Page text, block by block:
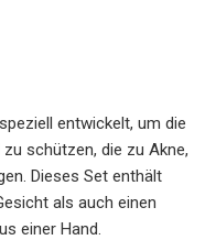
entwickelt, um die
schützen, die zu Akne,
Dieses Set enthält
als auch einen
einer Hand.